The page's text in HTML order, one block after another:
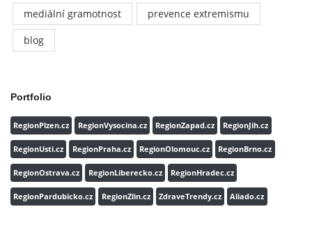
mediální gramotnost
prevence extremismu
blog
Portfolio
RegionPlzen.cz RegionVysocina.cz RegionZapad.cz RegionJih.cz
RegionUsti.cz RegionPraha.cz RegionOlomouc.cz RegionBrno.cz
RegionOstrava.cz RegionLiberecko.cz RegionHradec.cz
RegionPardubicko.cz RegionZlin.cz ZdraveTrendy.cz Aliado.cz